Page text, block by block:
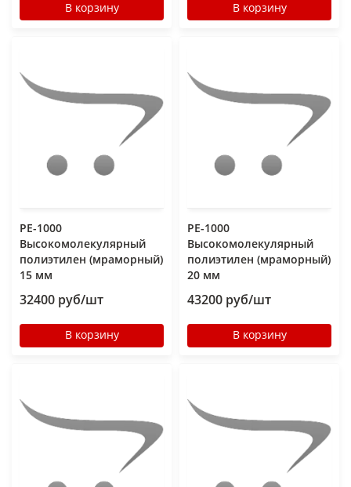
В корзину В корзину
РЕ-1000
Высокомолекулярный
полиэтилен (мраморный)
15 мм
32400 руб/шт
В корзину
РЕ-1000
Высокомолекулярный
полиэтилен (мраморный)
20 мм
43200 руб/шт
В корзину